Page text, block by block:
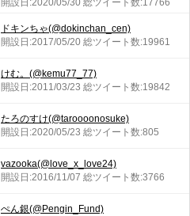
開設日:2020/05/30 総ツイート数:17766
ドキンちゃ(@dokinchan_cen)
開設日:2017/05/20 総ツイート数:19961
けむ。(@kemu77_77)
開設日:2011/03/23 総ツイート数:19842
たろのすけ(@taroooonosuke)
開設日:2020/05/23 総ツイート数:805
vazooka(@love_x_love24)
開設日:2016/11/07 総ツイート数:3766
ぺん銀(@Pengin_Fund)